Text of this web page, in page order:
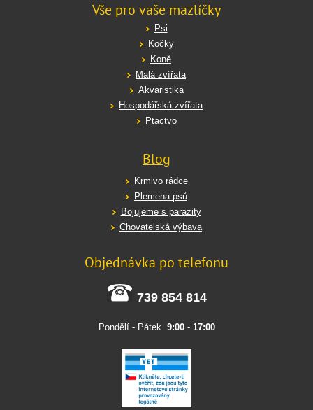
Vše pro vaše mazlíčky
Psi
Kočky
Koně
Malá zvířata
Akvaristika
Hospodářská zvířata
Ptactvo
Blog
Krmivo rádce
Plemena psů
Bojujeme s parazity
Chovatelská výbava
Objednávka po telefonu
739 854 814
Pondělí - Pátek 9:00- 17:00